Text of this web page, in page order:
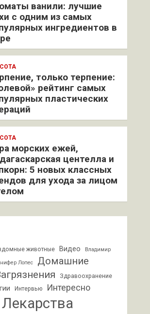
ванили: лучшие
с одним из самых
ингредиентов в
только терпение:
рейтинг самых
пластических
морских ежей,
центелла и
5 новых классных
для ухода за лицом
животные Видео Владимир
Лопес
Домашние
Здравоохранение
Интервью Интересно
Лекарства